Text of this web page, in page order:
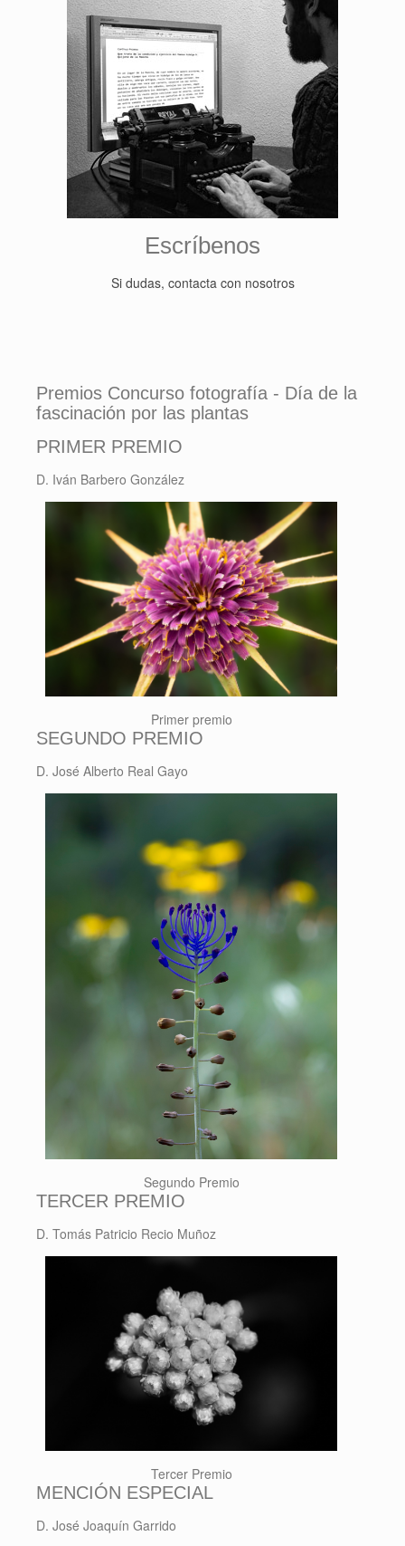
Escríbenos
Si dudas, contacta con nosotros
Premios Concurso fotografía - Día de la
fascinación por las plantas
PRIMER PREMIO
D. Iván Barbero González
Primer premio
SEGUNDO PREMIO
D. José Alberto Real Gayo
Segundo Premio
TERCER PREMIO
D. Tomás Patricio Recio Muñoz
Tercer Premio
MENCIÓN ESPECIAL
D. José Joaquín Garrido